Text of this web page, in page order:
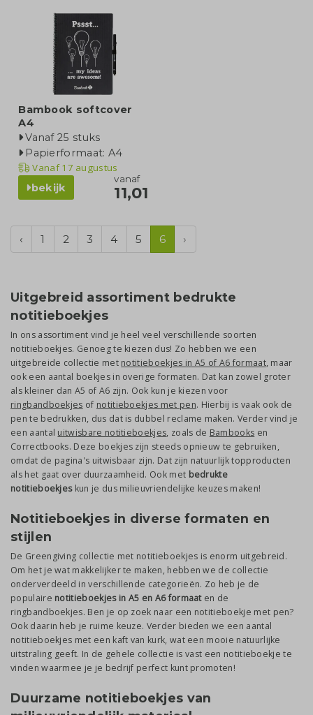
Bambook softcover
A4
Vanaf 25 stuks
Papierformaat: A4
Vanaf17 augustus
bekijk
vanaf
11,01
‹ 1 2 3 4 5 6 ›
Uitgebreid assortiment bedrukte
notitieboekjes
In ons assortiment vind je heel veel verschillende soorten
notitieboekjes. Genoeg te kiezen dus! Zo hebben we een
uitgebreide collectie met notitieboekjes in A5 of A6 formaat, maar
ook een aantal boekjes in overige formaten. Dat kan zowel groter
als kleiner dan A5 of A6 zijn. Ook kun je kiezen voor
ringbandboekjes of notitieboekjes met pen. Hierbij is vaak ook de
pen te bedrukken, dus dat is dubbel reclame maken. Verder vind je
een aantal uitwisbare notitieboekjes, zoals de Bambooks en
Correctbooks. Deze boekjes zijn steeds opnieuw te gebruiken,
omdat de pagina's uitwisbaar zijn. Dat zijn natuurlijk topproducten
als het gaat over duurzaamheid. Ook met bedrukte
notitieboekjeskun je dus milieuvriendelijke keuzes maken!
Notitieboekjes in diverse formaten en
stijlen
De Greengiving collectie met notitieboekjes is enorm uitgebreid.
Om het je wat makkelijker te maken, hebben we de collectie
onderverdeeld in verschillende categorieën. Zo heb je de
populaire notitieboekjes in A5 en A6 formaaten de
ringbandboekjes. Ben je op zoek naar een notitieboekje met pen?
Ook daarin heb je ruime keuze. Verder bieden we een aantal
notitieboekjes met een kaft van kurk, wat een mooie natuurlijke
uitstraling geeft. In de gehele collectie is vast een notitieboekje te
vinden waarmee je je bedrijf perfect kunt promoten!
Duurzame notitieboekjes van